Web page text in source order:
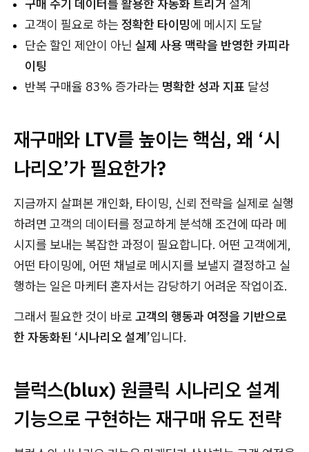
구매 주기 데이터를 활용한 자동화 트리거 설계
고객이 필요로 하는 정확한 타이밍에 메시지 도달
단순 할인 제안이 아닌 실제 사용 맥락을 반영한 카피라
이팅
반복 구매율 83% 증가라는 명확한 성과 지표 달성
재구매와 LTV를 높이는 핵심, 왜 ‘시
나리오’가 필요한가?
지금까지 살펴본 개인화, 타이밍, 신뢰 전략을 실제로 실행
하려면 고객의 데이터를 정교하게 분석해 조건에 따라 메
시지를 보내는 복잡한 과정이 필요합니다. 어떤 고객에게,
어떤 타이밍에, 어떤 채널로 메시지를 보낼지 결정하고 실
행하는 일은 마케터 혼자서는 감당하기 어려운 작업이죠.
그래서 필요한 것이 바로 고객의 행동과 여정을 기반으로
한 자동화된 ‘시나리오 설계’입니다.
블럭스(blux) 원클릭 시나리오 설계
기능으로 구현하는 재구매 유도 전략